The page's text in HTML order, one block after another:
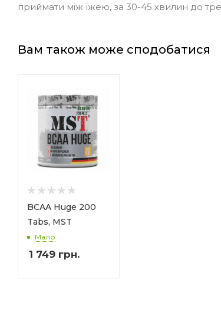
приймати між їжею, за 30-45 хвилин до
Вам також може сподобатися
BCAA Huge 200
Tabs, MST
Мало
1 749 грн.